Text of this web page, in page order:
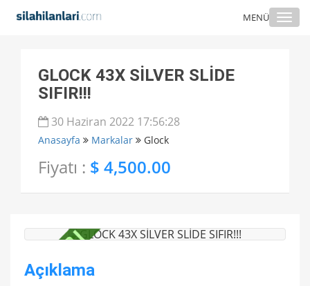
MENÜ
GLOCK 43X SİLVER SLİDE
SIFIR!!!
30 Haziran 2022 17:56:28
Anasayfa Markalar Glock
Fiyatı : $ 4,500.00
Açıklama